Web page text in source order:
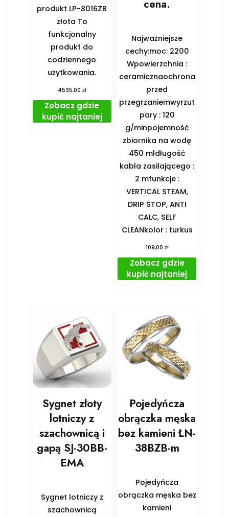
produkt LP-8016ZB
złota To
funkcjonalny
produkt do
codziennego
użytkowania.
4535,00 zł
Zobacz gdzie
kupić najtaniej
cena.
Najważniejsze
cechy:moc: 2200
Wpowierzchnia :
ceramicznaochrona
przed
przegrzaniemwyrzut
pary : 120
g/minpojemność
zbiornika na wodę
450 mldługość
kabla zasilającego :
2 mfunkcje :
VERTICAL STEAM,
DRIP STOP, ANTI
CALC, SELF
CLEANkolor : turkus
109,00 zł
Zobacz gdzie
kupić najtaniej
Sygnet złoty
lotniczy z
szachownicą i
gapą SJ-30BB-
EMA
Sygnet lotniczy z
szachownicą
Pojedyńcza
obrączka męska
bez kamieni ŁN-
38BZB-m
Pojedyńcza
obrączka męska bez
kamieni